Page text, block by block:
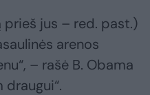
prieš jus – red. past.)
arenos
– rašė B. Obama
draugui“.